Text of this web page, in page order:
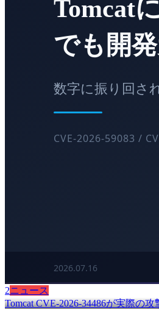
2ニュース
Tomcat CVE-2026-34486が実際の